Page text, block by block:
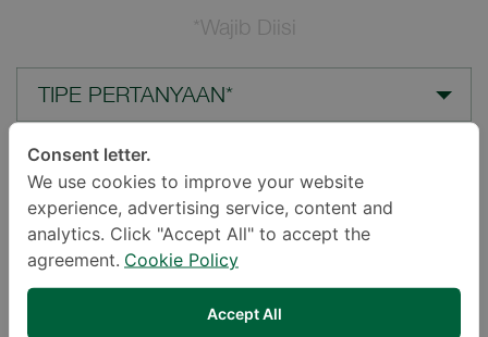
*Wajib Diisi
TIPE PERTANYAAN*
LOKASI*
PERTANYAAN ANDA*
Consent letter.
We use cookies to improve your website
experience, advertising service, content and
analytics. Click "Accept All" to accept the
agreement. Cookie Policy
Accept All